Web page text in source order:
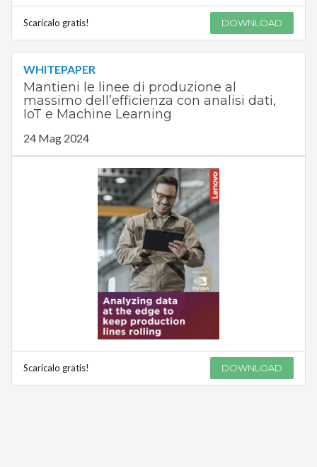
Scaricalo gratis! DOWNLOAD
WHITEPAPER
Mantieni le linee di produzione al
massimo dell’efficienza con analisi dati,
IoT e Machine Learning
24 Mag 2024
Scaricalo gratis! DOWNLOAD